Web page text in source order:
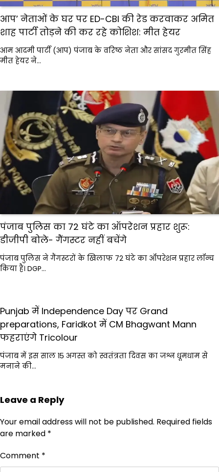
आप’ नेताओं के घर पर ED-CBI की रेड करवाकर अमित
शाह पार्टी तोड़ने की कर रहे कोशिश: मीत हेयर
आम आदमी पार्टी (आप) पंजाब के वरिष्ठ नेता और सांसद गुरमीत सिंह
मीत हेयर ने…
पंजाब पुलिस का 72 घंटे का ऑपरेशन प्रहार शुरू:
डीजीपी बोले- गैंगस्टर नहीं बचेंगे
पंजाब पुलिस ने गैंगस्टरों के खिलाफ 72 घंटे का ऑपरेशन प्रहार लॉन्च
किया है। DGP…
Punjab में Independence Day पर Grand
preparations, Faridkot में CM Bhagwant Mann
फहराएंगे Tricolour
पंजाब में इस साल 15 अगस्त को स्वतंत्रता दिवस का जश्न धूमधाम से
मनाने की…
Leave a Reply
Your email address will not be published. Required fields
are marked *
Comment *